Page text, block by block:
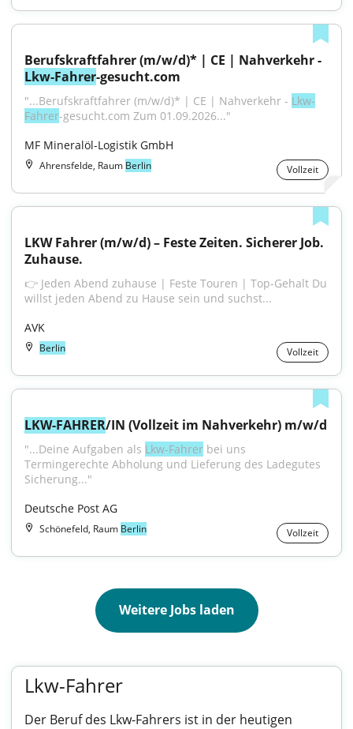
Lkw-Fahrer-gesucht.com
"...Berufskraftfahrer (m/w/d)* | CE | Nahverkehr - Lkw-
Fahrer-gesucht.com Zum 01.09.2026..."
MF Mineralöl-Logistik GmbH
Ahrensfelde, Raum Berlin Vollzeit
LKW Fahrer (m/w/d) – Feste Zeiten. Sicherer Job.
Zuhause.
👉 Jeden Abend zuhause | Feste Touren | Top-Gehalt Du
willst jeden Abend zu Hause sein und suchst...
AVK
Berlin Vollzeit
LKW-FAHRER/IN (Vollzeit im Nahverkehr) m/w/d
"...Deine Aufgaben als Lkw-Fahrer bei uns
Termingerechte Abholung und Lieferung des Ladegutes
Sicherung..."
Deutsche Post AG
Schönefeld, Raum Berlin Vollzeit
Weitere Jobs laden
Lkw-Fahrer
Der Beruf des Lkw-Fahrers ist in der heutigen